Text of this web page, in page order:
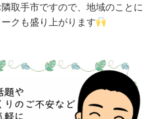
取手市ですので、地域のことに
クも盛り上がります